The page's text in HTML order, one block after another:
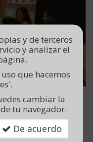
familias se ha
las familias cuyos
y Aumentativos de
por las profesoras de
y de terceros
y analizar el
que hacemos
cambiar la
tu navegador.
De acuerdo